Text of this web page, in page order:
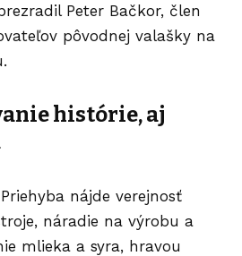
Peter Bačkor, člen
pôvodnej valašky na
histórie, aj
nájde verejnosť
náradie na výrobu a
mlieka a syra, hravou